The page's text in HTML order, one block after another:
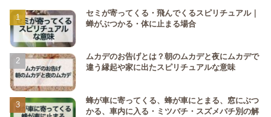
セミが寄ってくる・飛んでくるスピリチュアル｜
蝉がぶつかる・体に止まる場合
ムカデのお告げとは？朝のムカデと夜にムカデで
違う縁起や家に出たスピリチュアルな意味
蜂が車に寄ってくる、蜂が車にとまる、窓にぶつ
かる、車内に入る・ミツバチ・スズメバチ別の解